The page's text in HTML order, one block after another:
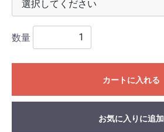
数量
カートに入れる
お気に入りに追加